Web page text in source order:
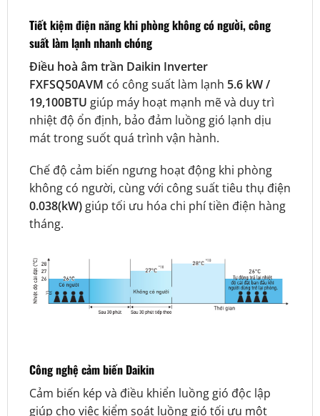
Tiết kiệm điện năng khi phòng không có người, công
suất làm lạnh nhanh chóng
Điều hoà âm trần Daikin Inverter
FXFSQ50AVM có công suất làm lạnh 5.6 kW /
19,100BTU giúp máy hoạt mạnh mẽ và duy trì
nhiệt độ ổn định, bảo đảm luồng gió lạnh dịu
mát trong suốt quá trình vận hành.
Chế độ cảm biến ngưng hoạt động khi phòng
không có người, cùng với công suất tiêu thụ điện
0.038(kW)giúp tối ưu hóa chi phí tiền điện hàng
tháng.
Công nghệ cảm biến Daikin
Cảm biến kép và điều khiển luồng gió độc lập
giúp cho việc kiểm soát luồng gió tối ưu một